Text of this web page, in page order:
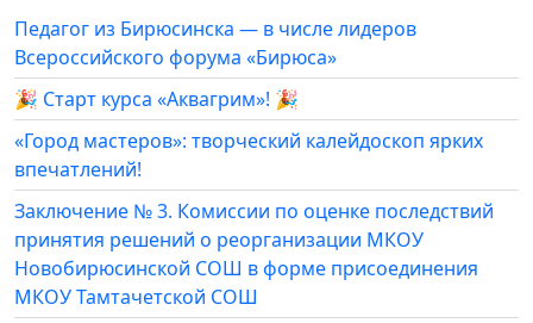
Педагог из Бирюсинска — в числе лидеров
Всероссийского форума «Бирюса»
🎉 Старт курса «Аквагрим»! 🎉
«Город мастеров»: творческий калейдоскоп ярких
впечатлений!
Заключение № 3. Комиссии по оценке последствий
принятия решений о реорганизации МКОУ
Новобирюсинской СОШ в форме присоединения
МКОУ Тамтачетской СОШ